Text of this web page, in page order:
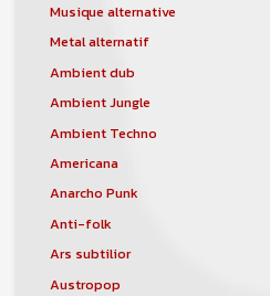
Musique alternative
Metal alternatif
Ambient dub
Ambient Jungle
Ambient Techno
Americana
Anarcho Punk
Anti-folk
Ars subtilior
Austropop